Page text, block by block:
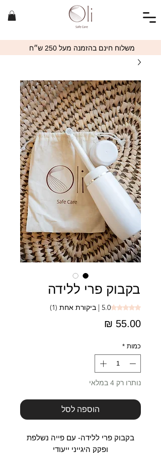
משלוח חינם בהזמנה מעל 250 ש״ח
בקבוק פרי ללידה
5.0 out of five stars based on 1 review
5.0 | ביקורת אחת (1)
כמות *
נותרו רק 4 במלאי
הוספה לסל
בקבוק פרי ללידה- עם פייה נשלפת
ופקק היגייני ייעודי